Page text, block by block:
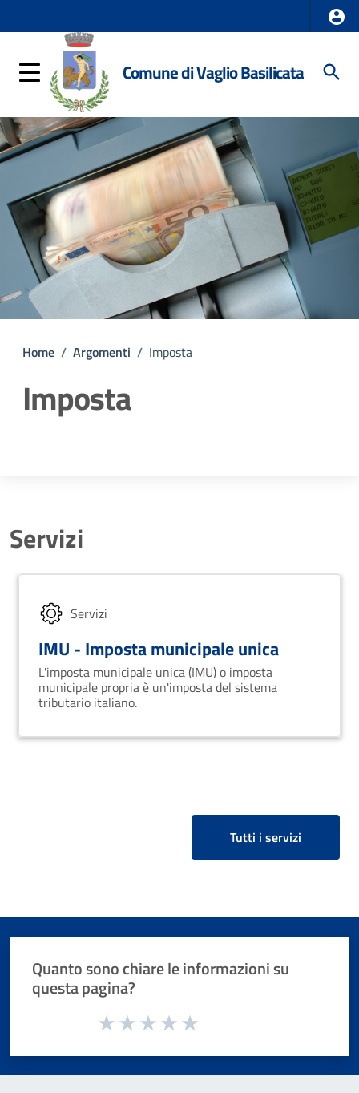
Comune di Vaglio Basilicata
Home / Argomenti / Imposta
Imposta
Servizi
Servizi
IMU - Imposta municipale unica
L'imposta municipale unica (IMU) o imposta
municipale propria è un'imposta del sistema
tributario italiano.
Tutti i servizi
Quanto sono chiare le informazioni su
questa pagina?
Valuta da 1 a 5 stelle la pagina